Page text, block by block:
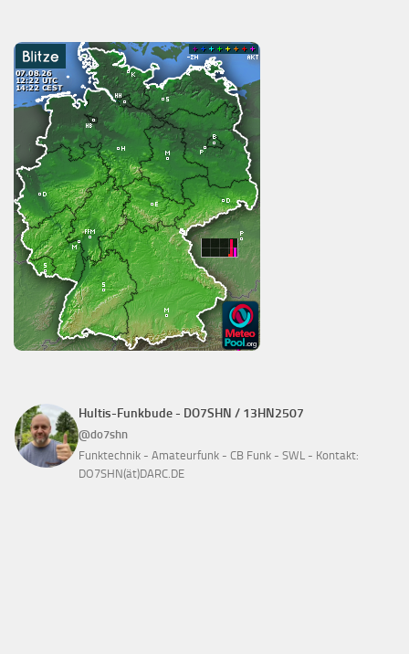
Hultis-Funkbude - DO7SHN / 13HN2507
@do7shn
Funktechnik - Amateurfunk - CB Funk - SWL - Kontakt:
DO7SHN(ät)DARC.DE